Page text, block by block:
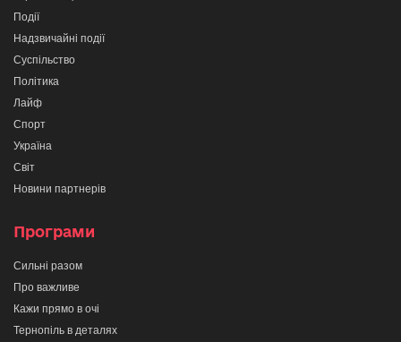
Події
Надзвичайні події
Суспільство
Політика
Лайф
Спорт
Україна
Світ
Новини партнерів
Програми
Сильні разом
Про важливе
Кажи прямо в очі
Тернопіль в деталях